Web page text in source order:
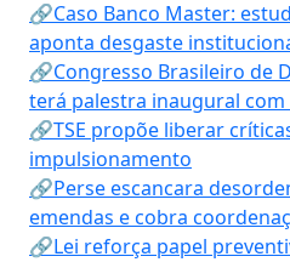
🔗Caso Banco Master:
aponta desgaste
🔗Congresso Brasileiro de
terá palestra inaugural
🔗TSE propõe liberar
impulsionamento
🔗Perse escancara
emendas e cobra
🔗Lei reforça papel